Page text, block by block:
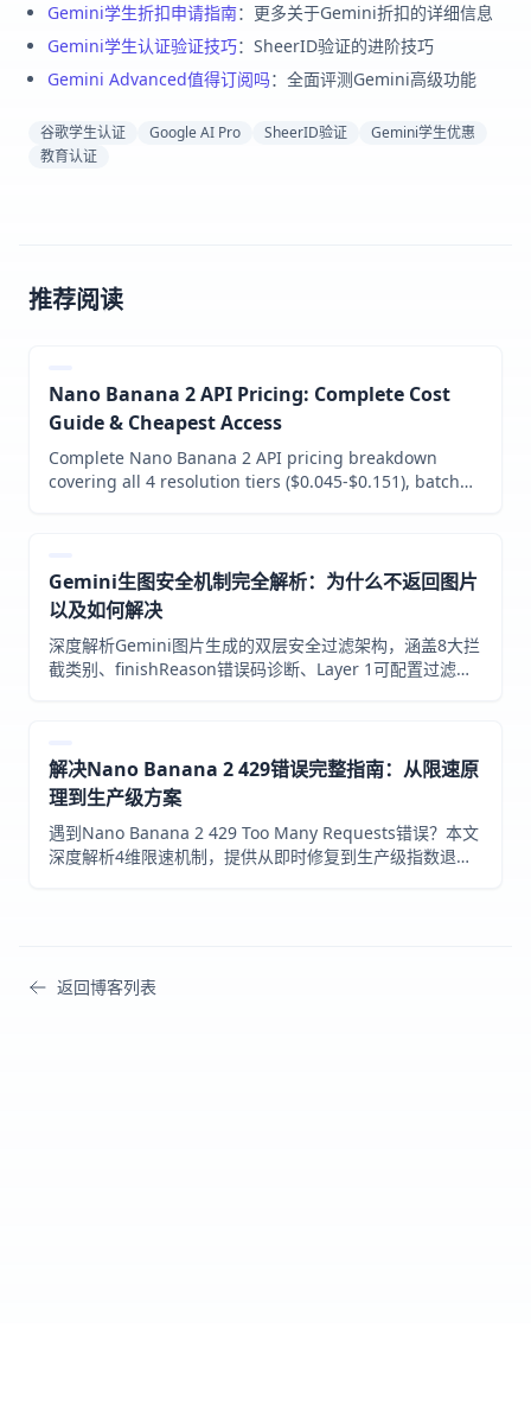
Gemini学生折扣申请指南：更多关于Gemini折扣的详细信息
Gemini学生认证验证技巧：SheerID验证的进阶技巧
Gemini Advanced值得订阅吗：全面评测Gemini高级功能
谷歌学生认证 Google AI Pro SheerID验证
Gemini学生优惠
教育认证
推荐阅读
Nano Banana 2 API Pricing: Complete Cost
Guide & Cheapest Access
Complete Nano Banana 2 API pricing breakdown
covering all 4 resolution tiers ($0.045-$0.151), batch
Gemini生图安全机制完全解析：为什么不返回图片
以及如何解决
深度解析Gemini图片生成的双层安全过滤架构，涵盖8大拦
截类别、finishReason错误码诊断、Layer 1可配置过滤与
解决Nano Banana 2 429错误完整指南：从限速原
理到生产级方案
遇到Nano Banana 2 429 Too Many Requests错误？本文
深度解析4维限速机制，提供从即时修复到生产级指数退避
返回博客列表